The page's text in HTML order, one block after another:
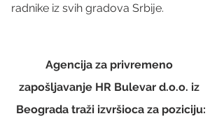
radnike iz svih gradova Srbije.
Agencija za privremeno
zapošljavanje HR Bulevar d.o.o. iz
Beograda traži izvršioca za poziciju: